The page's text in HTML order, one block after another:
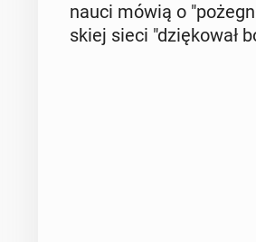
nau­ci mówią o
skiej sieci "dzię­ko­wał